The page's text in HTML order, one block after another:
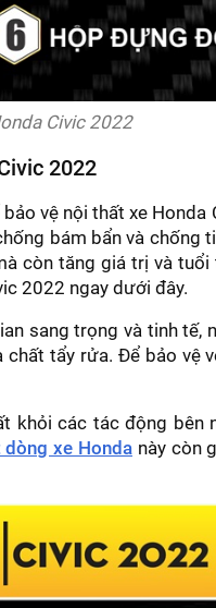
Civic 2022
2022
vệ nội thất xe
bám bẩn và chống
còn tăng giá trị và tuổi
2022 ngay dưới đây.
sang trọng và tinh tế,
tẩy rửa. Để bảo vệ
khỏi các tác động bên
dòng xe Hondanày còn